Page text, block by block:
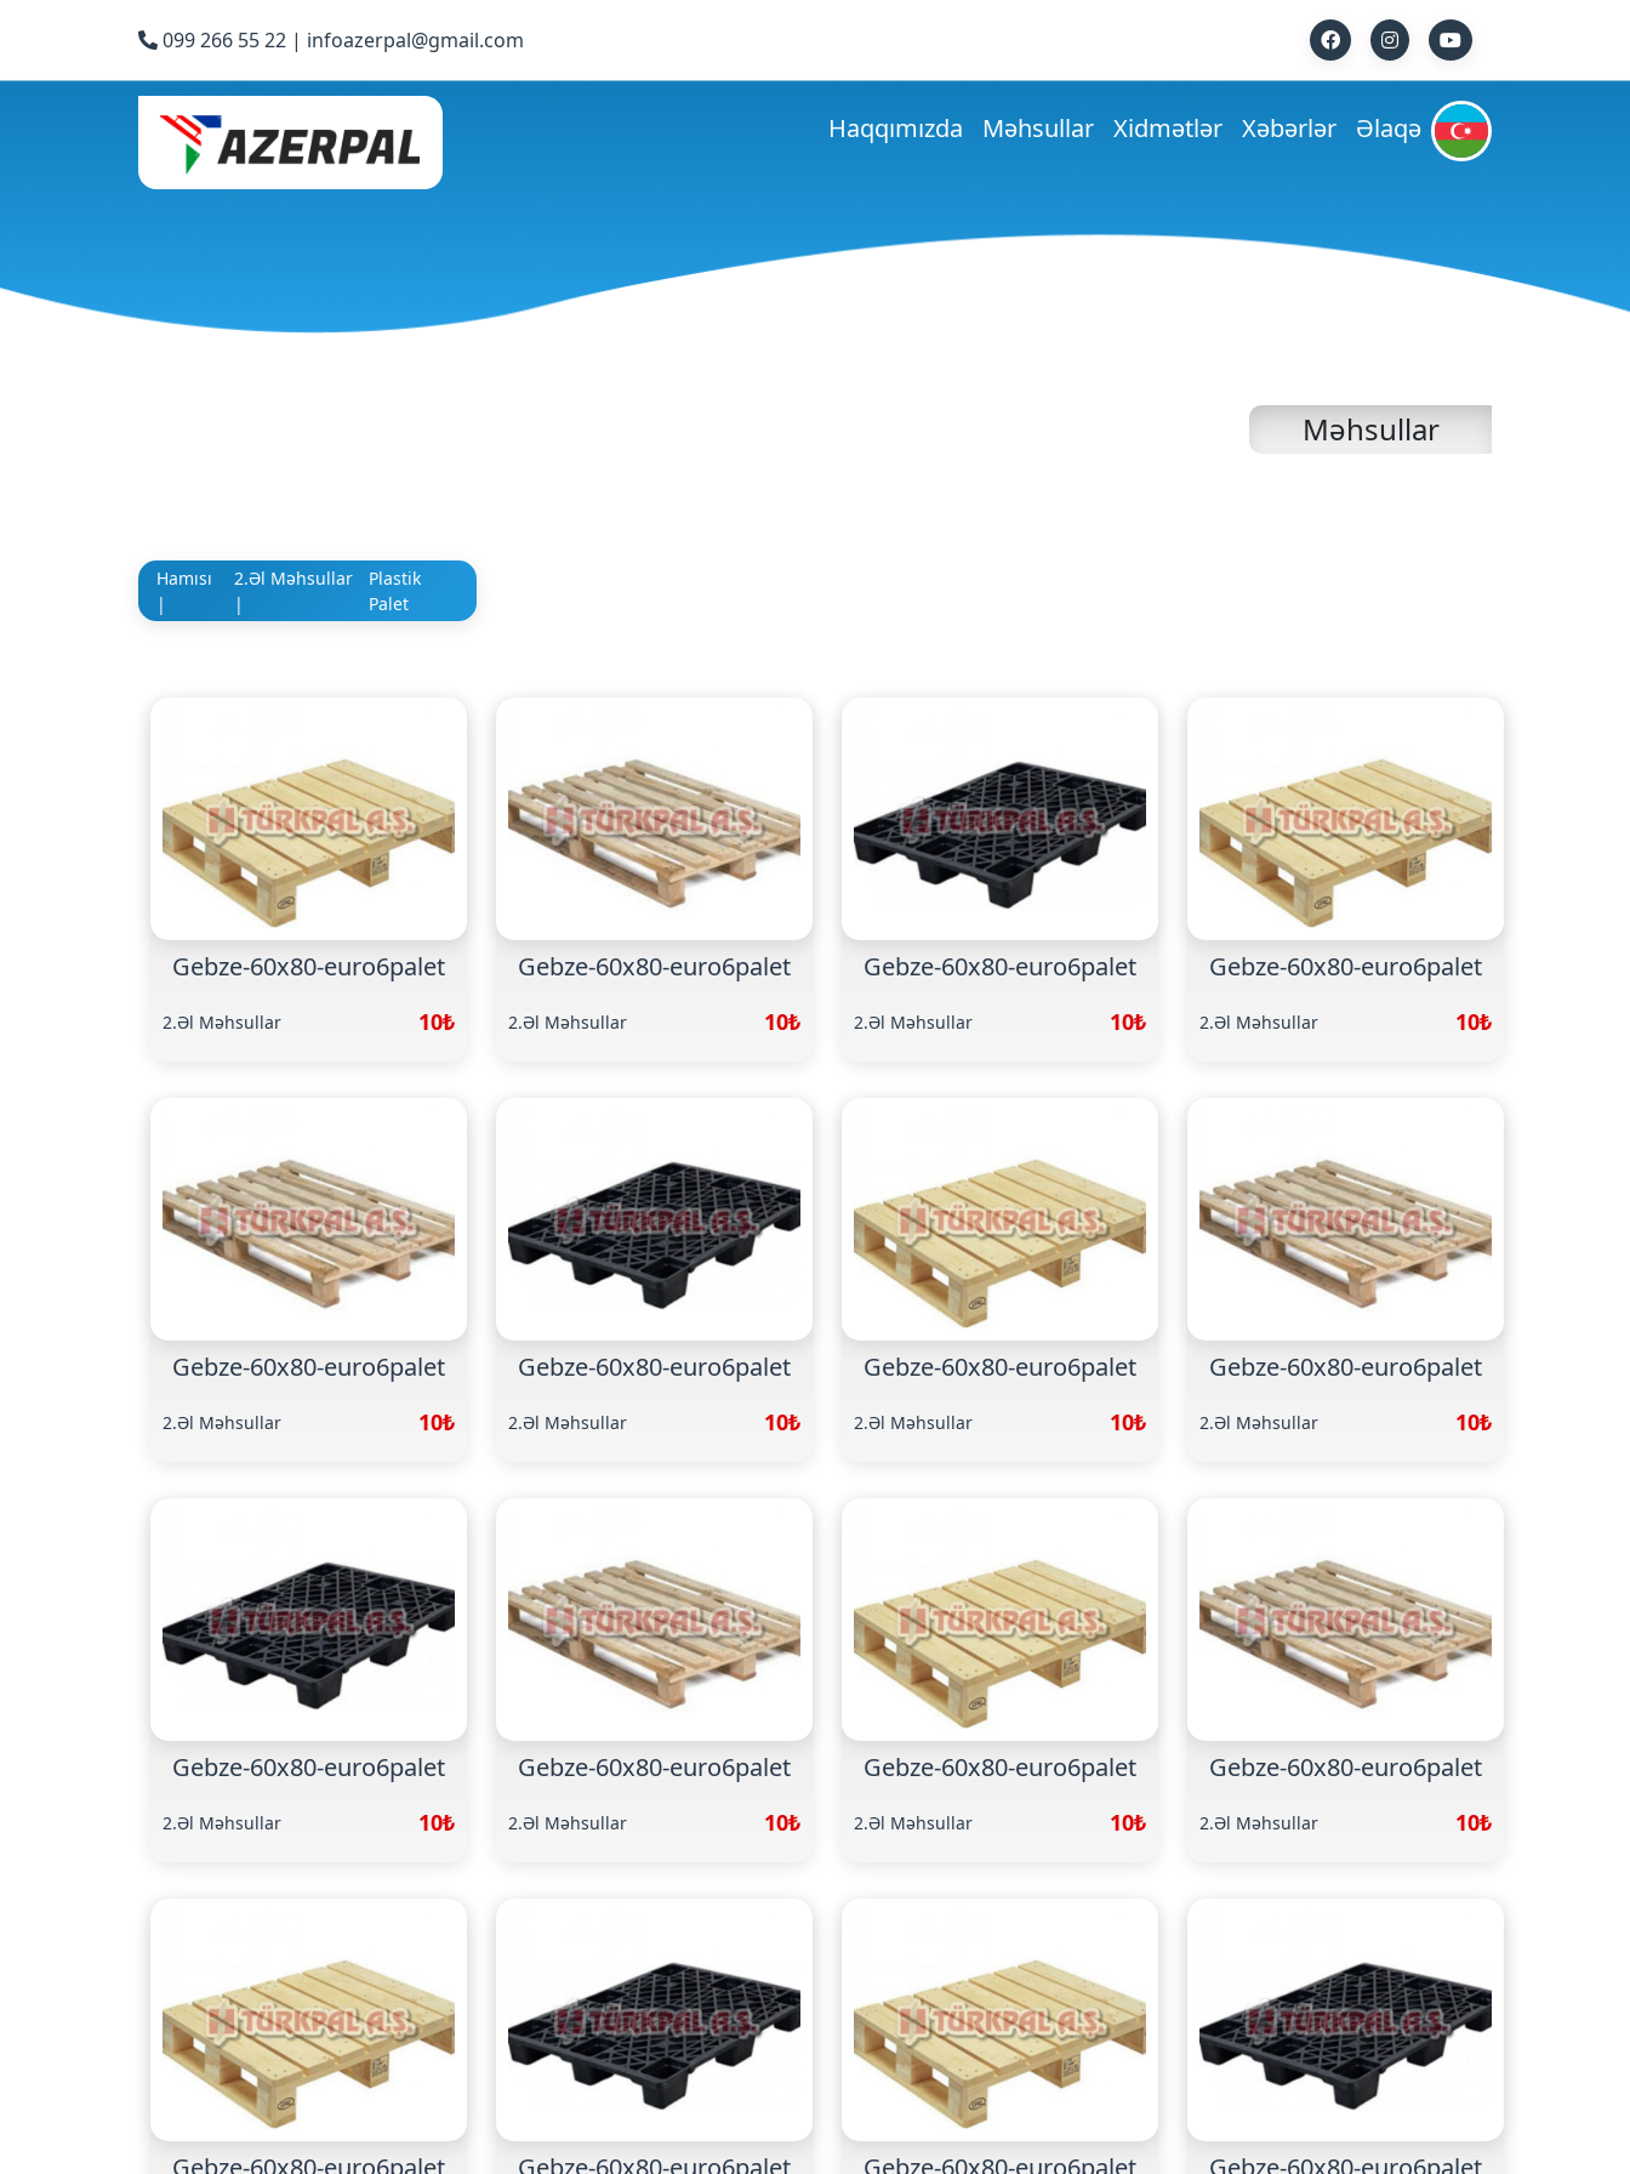
099 266 55 22 | infoazerpal@gmail.com
Haqqımızda Məhsullar Xidmətlər Xəbərlər Əlaqə
Məhsullar
Hamısı
|
2.Əl Məhsullar
|
Plastik
Palet
Gebze-60x80-euro6palet
2.Əl Məhsullar 10₺
Gebze-60x80-euro6palet
2.Əl Məhsullar 10₺
Gebze-60x80-euro6palet
2.Əl Məhsullar 10₺
Gebze-60x80-euro6palet
2.Əl Məhsullar 10₺
Gebze-60x80-euro6palet
2.Əl Məhsullar 10₺
Gebze-60x80-euro6palet
2.Əl Məhsullar 10₺
Gebze-60x80-euro6palet
2.Əl Məhsullar 10₺
Gebze-60x80-euro6palet
2.Əl Məhsullar 10₺
Gebze-60x80-euro6palet
2.Əl Məhsullar 10₺
Gebze-60x80-euro6palet
2.Əl Məhsullar 10₺
Gebze-60x80-euro6palet
2.Əl Məhsullar 10₺
Gebze-60x80-euro6palet
2.Əl Məhsullar 10₺
Gebze-60x80-euro6palet Gebze-60x80-euro6palet Gebze-60x80-euro6palet Gebze-60x80-euro6palet